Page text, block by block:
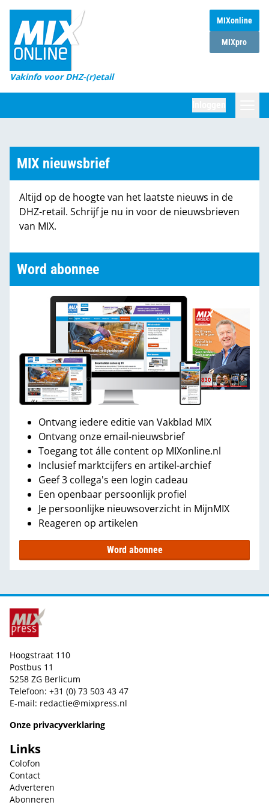
MIXonline
MIXpro
Vakinfo voor DHZ-(r)etail
Home
Magazines
DHZ Sessie
Marktcijfers
Partners
MIX nieuwsbrief
Altijd op de hoogte van het laatste nieuws in de
DHZ-retail. Schrijf je nu in voor de nieuwsbrieven
van MIX.
Word abonnee
Ontvang iedere editie van Vakblad MIX
Ontvang onze email-nieuwsbrief
Toegang tot álle content op MIXonline.nl
Inclusief marktcijfers en artikel-archief
Geef 3 collega's een login cadeau
Een openbaar persoonlijk profiel
Je persoonlijke nieuwsoverzicht in MijnMIX
Reageren op artikelen
Word abonnee
Hoogstraat 110
Postbus 11
5258 ZG Berlicum
Telefoon: +31 (0) 73 503 43 47
E-mail: redactie@mixpress.nl
Onze privacyverklaring
Links
Colofon
Contact
Adverteren
Abonneren